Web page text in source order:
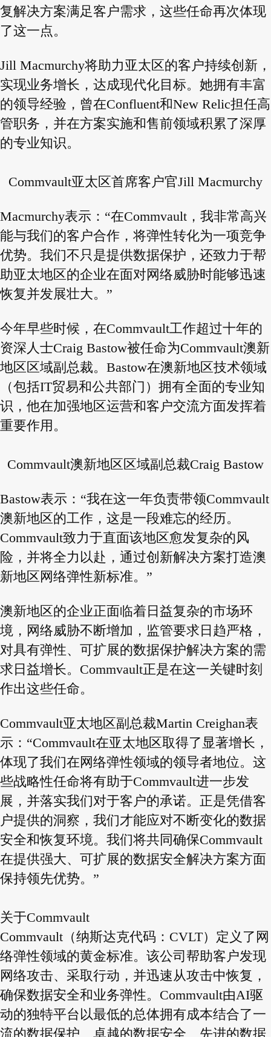
复解决方案满足客户需求，这些任命再次体现
了这一点。
Jill Macmurchy将助力亚太区的客户持续创新，
实现业务增长，达成现代化目标。她拥有丰富
的领导经验，曾在Confluent和New Relic担任高
管职务，并在方案实施和售前领域积累了深厚
的专业知识。
Commvault亚太区首席客户官Jill Macmurchy
Macmurchy表示：“在Commvault，我非常高兴
能与我们的客户合作，将弹性转化为一项竞争
优势。我们不只是提供数据保护，还致力于帮
助亚太地区的企业在面对网络威胁时能够迅速
恢复并发展壮大。”
今年早些时候，在Commvault工作超过十年的
资深人士Craig Bastow被任命为Commvault澳新
地区区域副总裁。Bastow在澳新地区技术领域
（包括IT贸易和公共部门）拥有全面的专业知
识，他在加强地区运营和客户交流方面发挥着
重要作用。
Commvault澳新地区区域副总裁Craig Bastow
Bastow表示：“我在这一年负责带领Commvault
澳新地区的工作，这是一段难忘的经历。
Commvault致力于直面该地区愈发复杂的风
险，并将全力以赴，通过创新解决方案打造澳
新地区网络弹性新标准。”
澳新地区的企业正面临着日益复杂的市场环
境，网络威胁不断增加，监管要求日趋严格，
对具有弹性、可扩展的数据保护解决方案的需
求日益增长。Commvault正是在这一关键时刻
作出这些任命。
Commvault亚太地区副总裁Martin Creighan表
示：“Commvault在亚太地区取得了显著增长，
体现了我们在网络弹性领域的领导者地位。这
些战略性任命将有助于Commvault进一步发
展，并落实我们对于客户的承诺。正是凭借客
户提供的洞察，我们才能应对不断变化的数据
安全和恢复环境。我们将共同确保Commvault
在提供强大、可扩展的数据安全解决方案方面
保持领先优势。”
关于Commvault
Commvault（纳斯达克代码：CVLT）定义了网
络弹性领域的黄金标准。该公司帮助客户发现
网络攻击、采取行动，并迅速从攻击中恢复，
确保数据安全和业务弹性。Commvault由AI驱
动的独特平台以最低的总体拥有成本结合了一
流的数据保护、卓越的数据安全、先进的数据